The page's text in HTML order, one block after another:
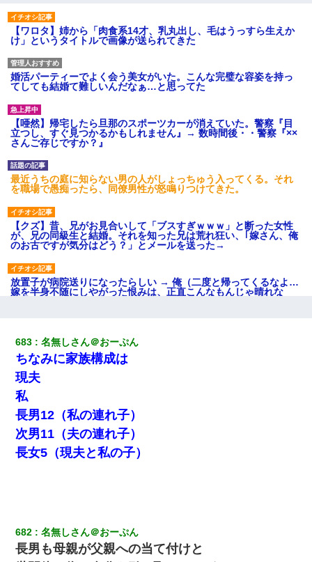
【ワロタ】姉から「肉食系14才、乳丸出し、毛はうっすら生えか
け」というタイトルで画像が送られてきた
婚活パーティーでよく会う美女がいた。こんな完璧な容姿を持っ
てしても結婚て難しいんだなぁ…と思ってた
【唖然】帰宅したら旦那のスポーツカーが消えていた。警察『目
立つし、すぐ見つかるかもしれません』→ 数時間後・・警察『××
さんご存じですか？』
最近うちの庭に知らない男の人がしょっちゅう入ってくる。それ
を職場で愚痴ったら、同僚男性が怒鳴りつけてきた。
【クズ】昔、兄がお見合いして「ブスすぎｗｗｗ」と断った女性
が、兄の同級生と結婚。それを知った兄は荒れ狂い、｢嫁さん、俺
のお古ですが気分はどう？」とメールを送った→
放置子が病院送りになったらしい → 俺（二度と帰ってくるなよ…
嫁を半身不随にしやがった恨みは、正直こんなもんじゃ晴れな
デパートの外商『私さんだと名乗る女が、ツケで宝石を買おうと
していて…』私「！？」→ 翌日。ママ友たちの様子が微妙におか
しくなり・・・
彼女(美人女医)にネックレスをプレゼント。「こんな安物を渡すく
らいなら、渡さないほうがマシだからね」→ ６０万したと話した
ら・・・
義兄嫁「娘が大学に入ったら下宿させて」私「しつこい、学校斡
旋のアパートに行け」→ 旦那が義兄に通報したら「志望校を変え
と・・・
683 名無しさん＠おーぷん
ちなみに家族構成は
現夫
私
長男12（私の連れ子）
次男11（夫の連れ子）
長女5（現夫と私の子）
682 名無しさん＠おーぷん
長男も母親が父親への当て付けと